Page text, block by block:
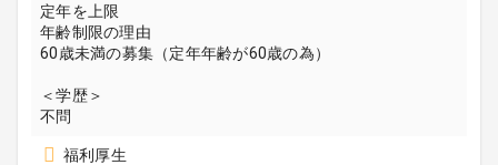
定年を上限
年齢制限の理由
60歳未満の募集（定年年齢が60歳の為）
＜学歴＞
不問
福利厚生